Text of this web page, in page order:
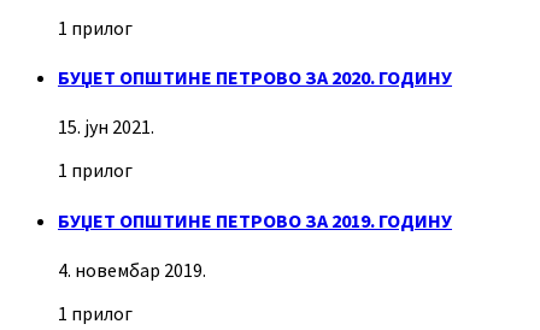
1 прилог
БУЏЕТ ОПШТИНЕ ПЕТРОВО ЗА 2020. ГОДИНУ
15. јун 2021.
1 прилог
БУЏЕТ ОПШТИНЕ ПЕТРОВО ЗА 2019. ГОДИНУ
4. новембар 2019.
1 прилог